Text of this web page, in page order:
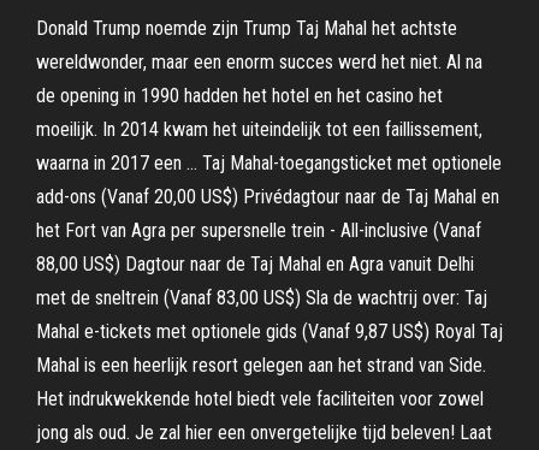
Donald Trump noemde zijn Trump Taj Mahal het achtste
wereldwonder, maar een enorm succes werd het niet. Al na
de opening in 1990 hadden het hotel en het casino het
moeilijk. In 2014 kwam het uiteindelijk tot een faillissement,
waarna in 2017 een … Taj Mahal-toegangsticket met optionele
add-ons (Vanaf 20,00 US$) Privédagtour naar de Taj Mahal en
het Fort van Agra per supersnelle trein - All-inclusive (Vanaf
88,00 US$) Dagtour naar de Taj Mahal en Agra vanuit Delhi
met de sneltrein (Vanaf 83,00 US$) Sla de wachtrij over: Taj
Mahal e-tickets met optionele gids (Vanaf 9,87 US$) Royal Taj
Mahal is een heerlijk resort gelegen aan het strand van Side.
Het indrukwekkende hotel biedt vele faciliteiten voor zowel
jong als oud. Je zal hier een onvergetelijke tijd beleven! Laat